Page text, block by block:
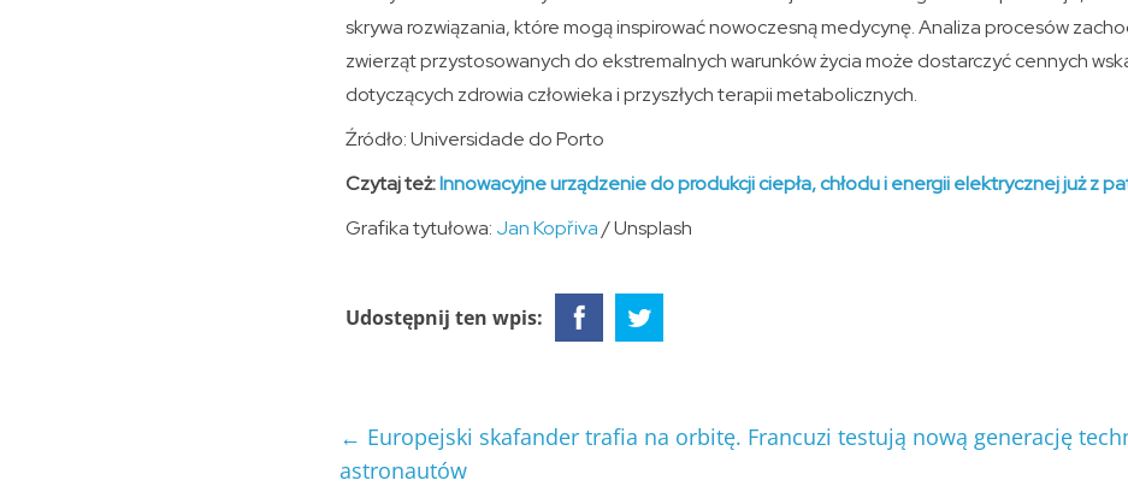
skrywa rozwiązania, które mogą inspirować nowoczesną medycynę. Analiza procesów
zwierząt przystosowanych do ekstremalnych warunków życia może dostarczyć cennych
dotyczących zdrowia człowieka i przyszłych terapii metabolicznych.
Źródło: Universidade do Porto
Czytaj też:Innowacyjne urządzenie do produkcji ciepła, chłodu i energii elektrycznej już z
Grafika tytułowa: Jan Kopřiva/ Unsplash
Udostępnij ten wpis:
← Europejski skafander trafia na orbitę. Francuzi testują nową generację
astronautów